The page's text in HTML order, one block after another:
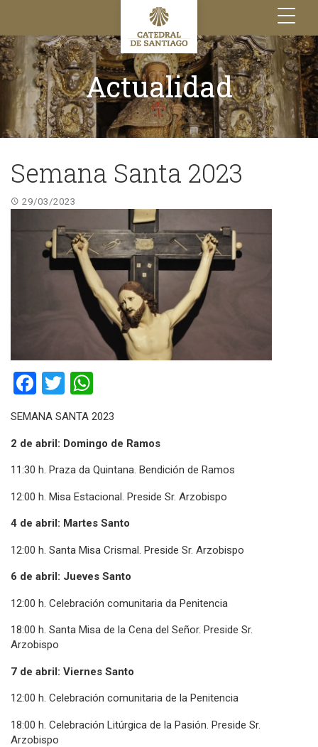
Toggle
navigation
Actualidad
Semana Santa 2023
29/03/2023
Facebook
Twitter
SEMANA SANTA 2023
2 de abril: Domingo de Ramos
11:30 h. Praza da Quintana. Bendición de Ramos
12:00 h. Misa Estacional. Preside Sr. Arzobispo
4 de abril: Martes Santo
12:00 h. Santa Misa Crismal. Preside Sr. Arzobispo
6 de abril: Jueves Santo
12:00 h. Celebración comunitaria da Penitencia
18:00 h. Santa Misa de la Cena del Señor. Preside Sr.
Arzobispo
7 de abril: Viernes Santo
12:00 h. Celebración comunitaria de la Penitencia
18:00 h. Celebración Litúrgica de la Pasión. Preside Sr.
Arzobispo